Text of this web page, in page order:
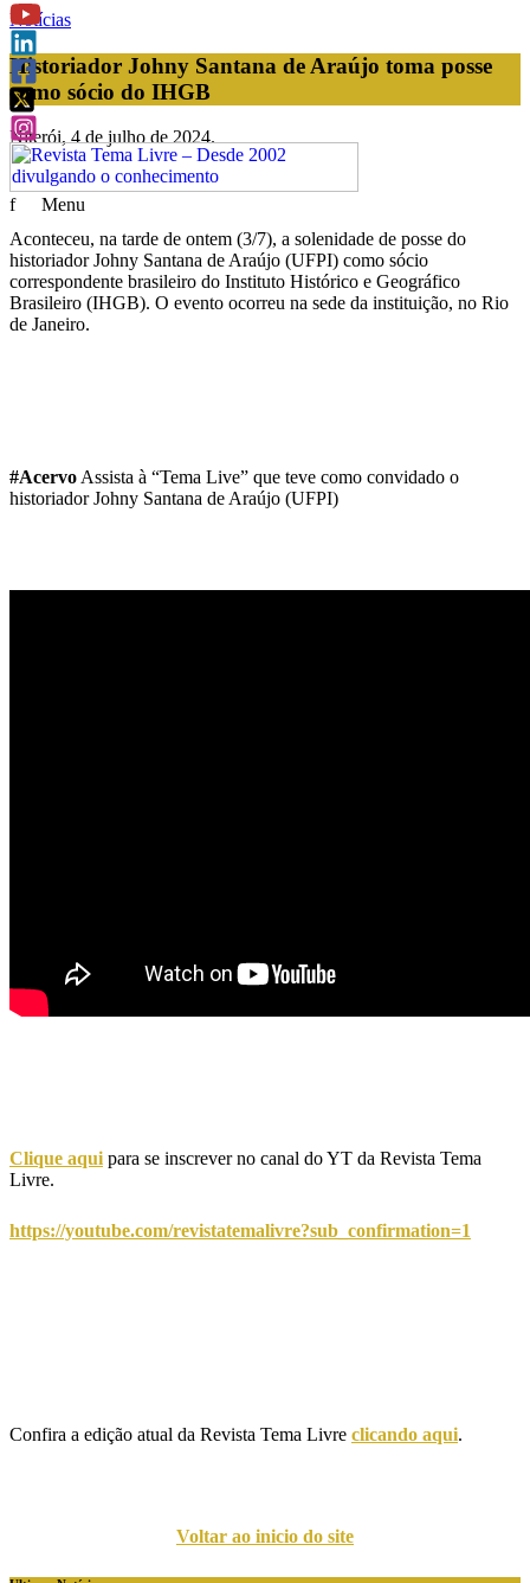
f Menu
Notícias
Historiador Johny Santana de Araújo toma posse
como sócio do IHGB
Niterói, 4 de julho de 2024.
Aconteceu, na tarde de ontem (3/7), a solenidade de posse do
historiador Johny Santana de Araújo (UFPI) como sócio
correspondente brasileiro do Instituto Histórico e Geográfico
Brasileiro (IHGB). O evento ocorreu na sede da instituição, no Rio
de Janeiro.
#AcervoAssista à “Tema Live” que teve como convidado o
historiador Johny Santana de Araújo (UFPI)
Clique aquipara se inscrever no canal do YT da Revista Tema
Livre.
https://youtube.com/revistatemalivre?sub_confirmation=1
Confira a edição atual da Revista Tema Livre clicando aqui.
Voltar ao inicio do site